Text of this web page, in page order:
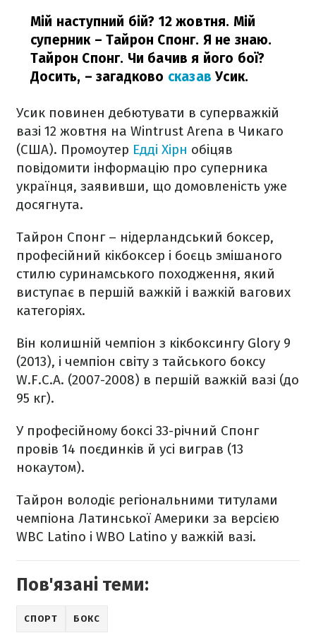
Мій наступний бій? 12 жовтня. Мій
суперник – Тайрон Спонг. Я не знаю.
Тайрон Спонг. Чи бачив я його бої?
Досить, – загадково сказав Усик.
Усик повинен дебютувати в суперважкій
вазі 12 жовтня на Wintrust Arena в Чикаго
(США). Промоутер Едді Хірн обіцяв
повідомити інформацію про суперника
українця, заявивши, що домовленість уже
досягнута.
Тайрон Спонг – нідерландський боксер,
професійний кікбоксер і боєць змішаного
стилю суринамського походження, який
виступає в першій важкій і важкій вагових
категоріях.
Він колишній чемпіон з кікбоксингу Glory 9
(2013), і чемпіон світу з тайського боксу
W.F.C.A. (2007-2008) в першій важкій вазі (до
95 кг).
У професійному боксі 33-річний Спонг
провів 14 поєдинків й усі виграв (13
нокаутом).
Тайрон володіє регіональними титулами
чемпіона Латинської Америки за версією
WBC Latino і WBO Latino у важкій вазі.
Пов'язані теми:
СПОРТ БОКС